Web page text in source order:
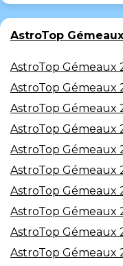
AstroTop Gémeaux
AstroTop Gémeaux
AstroTop Gémeaux
AstroTop Gémeaux
AstroTop Gémeaux
AstroTop Gémeaux
AstroTop Gémeaux
AstroTop Gémeaux
AstroTop Gémeaux
AstroTop Gémeaux
AstroTop Gémeaux